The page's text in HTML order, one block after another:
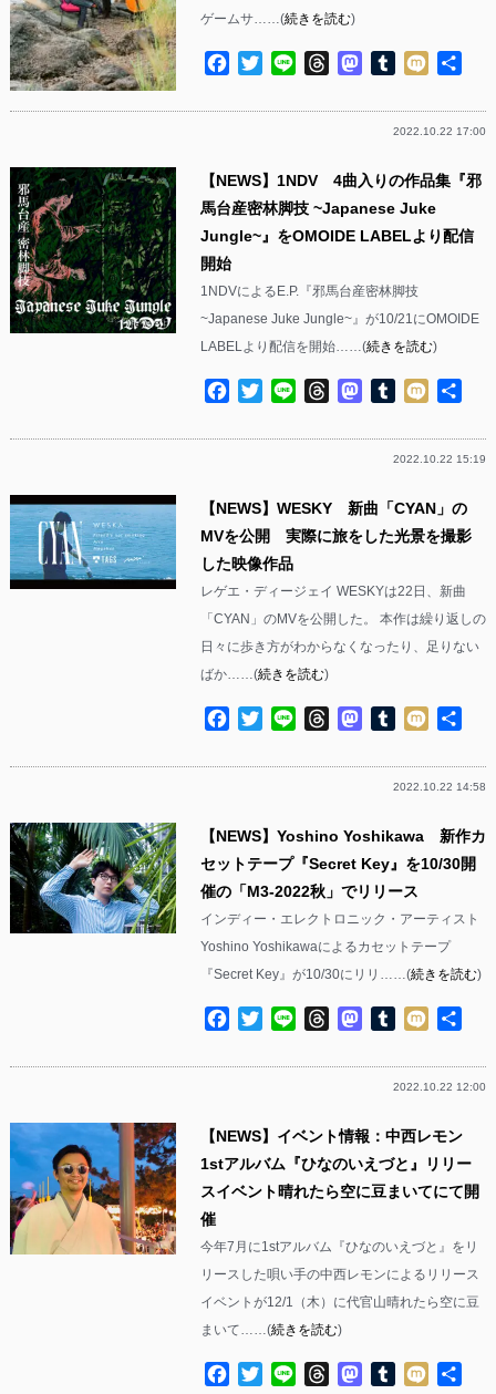
ゲームサ……(続きを読む)
Facebook
TwitterLine ThreadsMastodon
Tumblr
Mixi
2022.10.22 17:00
【NEWS】1NDV 4曲入りの作品集『邪
馬台産密林脚技 ~Japanese Juke
Jungle~』をOMOIDE LABELより配信
開始
1NDVによるE.P.『邪馬台産密林脚技
~Japanese Juke Jungle~』が10/21にOMOIDE
LABELより配信を開始……(続きを読む)
Facebook
TwitterLine ThreadsMastodon
Tumblr
Mixi
2022.10.22 15:19
【NEWS】WESKY 新曲「CYAN」の
MVを公開 実際に旅をした光景を撮影
した映像作品
レゲエ・ディージェイ WESKYは22日、新曲
「CYAN」のMVを公開した。 本作は繰り返しの
日々に歩き方がわからなくなったり、足りない
ばか……(続きを読む)
Facebook
TwitterLine ThreadsMastodon
Tumblr
Mixi
2022.10.22 14:58
【NEWS】Yoshino Yoshikawa 新作カ
セットテープ『Secret Key』を10/30開
催の「M3-2022秋」でリリース
インディー・エレクトロニック・アーティスト
Yoshino Yoshikawaによるカセットテープ
『Secret Key』が10/30にリリ……(続きを読む)
Facebook
TwitterLine ThreadsMastodon
Tumblr
Mixi
2022.10.22 12:00
【NEWS】イベント情報：中西レモン
1stアルバム『ひなのいえづと』リリー
スイベント晴れたら空に豆まいてにて開
催
今年7月に1stアルバム『ひなのいえづと』をリ
リースした唄い手の中西レモンによるリリース
イベントが12/1（木）に代官山晴れたら空に豆
まいて……(続きを読む)
Facebook
TwitterLine ThreadsMastodon
Tumblr
Mixi